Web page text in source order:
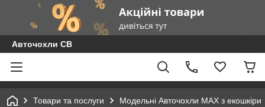
Авточохли СВ
Товари та послуги Модельні Авточохли MAX з екошкіри